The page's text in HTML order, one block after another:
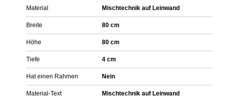
Material Mischtechnik auf Leinwand
Breite 80 cm
Höhe 80 cm
Tiefe 4 cm
Hat einen Rahmen Nein
Material-Text Mischtechnik auf Leinwand